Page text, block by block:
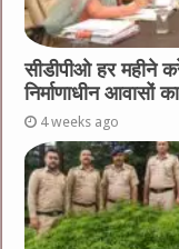
सीडीपीओ हर महीने
निर्माणाधीन आवासों
4 weeks ago